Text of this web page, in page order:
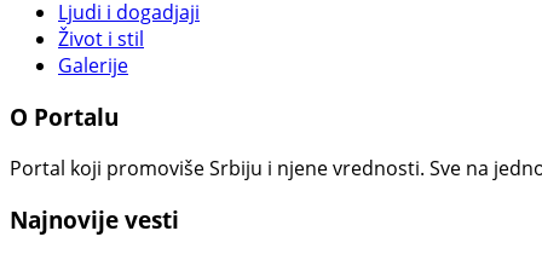
Ljudi i dogadjaji
Život i stil
Galerije
O Portalu
Portal koji promoviše Srbiju i njene vrednosti. Sve na
Najnovije vesti